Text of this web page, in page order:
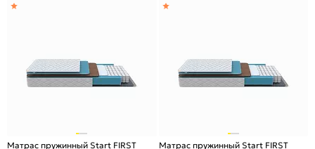
Матрас пружинный Start FIRST
Матрас пружинный Start FIRST